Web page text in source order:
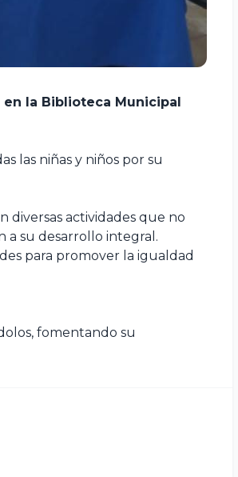
la Biblioteca Municipal
las niñas y niños por su
diversas actividades que no
a su desarrollo integral.
para promover la igualdad
fomentando su